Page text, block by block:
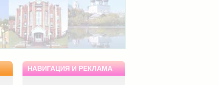
НАВИГАЦИЯ И РЕКЛАМА